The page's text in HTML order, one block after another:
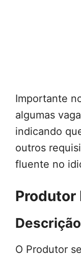
Importante
algumas
indicando
outros
fluente no
Produtor
O Produtor